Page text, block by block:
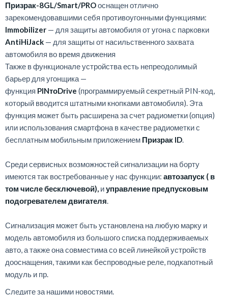
Призрак-8GL/Smart/PROоснащен отлично
зарекомендовавшими себя противоугонными функциями:
Immobilizer — для защиты автомобиля от угона с парковки
AntiHiJack — для защиты от насильственного захвата
автомобиля во время движения
Также в функционале устройства есть непреодолимый
барьер для угонщика —
функция PINтоDrive (программируемый секретный PIN-код,
который вводится штатными кнопками автомобиля). Эта
функция может быть расширена за счет радиометки (опция)
или использования смартфона в качестве радиометки с
бесплатным мобильным приложением Призрак ID.
Среди сервисных возможностей сигнализации на борту
имеются так востребованные у нас функции: автозапуск ( в
том числе бесключевой), иуправление предпусковым
подогревателем двигателя.
Сигнализация может быть установлена на любую марку и
модель автомобиля из большого списка поддерживаемых
авто, а также она совместима со всей линейкой устройств
дооснащения, такими как беспроводные реле, подкапотный
модуль и пр.
Следите за нашими новостями.